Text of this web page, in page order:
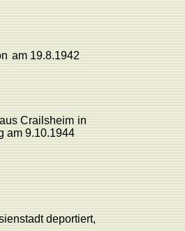
am 19.8.1942
Crailsheim in
am 9.10.1944
deportiert,